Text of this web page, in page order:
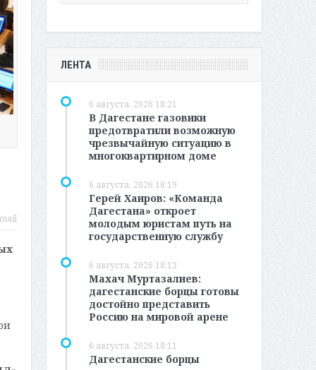
ЛЕНТА
6 августа, 2026 18:21
В Дагестане газовики
предотвратили возможную
чрезвычайную ситуацию в
многоквартирном доме
6 августа, 2026 18:19
Герей Хаиров: «Команда
Дагестана» откроет
молодым юристам путь на
государственную службу
6 августа, 2026 18:13
Махач Муртазалиев:
дагестанские борцы готовы
достойно представить
Россию на мировой арене
6 августа, 2026 18:11
Дагестанские борцы